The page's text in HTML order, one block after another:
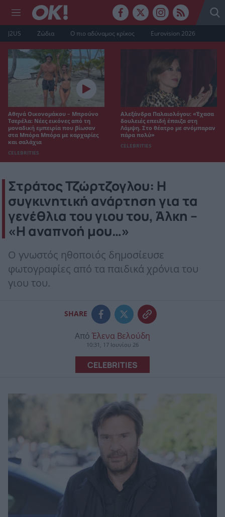
J2US Ζώδια Ο πιο αδύναμος κρίκος Eurovision 2026
Αθηνά Οικονομάκου – Μπρούνο
Τσερέλα: Νέες εικόνες από τη
μοναδική εμπειρία που βίωσαν
στα Μπόρα Μπόρα με καρχαρίες
και σαλάχια
CELEBRITIES
Αλεξάνδρα Παλαιολόγου: «Έχασα
δουλειές επειδή έπαιζα στη
Λάμψη. Στο θέατρο με σνόμπαραν
πάρα πολύ»
CELEBRITIES
Στράτος Τζώρτζογλου: Η
συγκινητική ανάρτηση για τα
γενέθλια του γιου του, Άλκη –
«Η αναπνοή μου…»
Ο γνωστός ηθοποιός δημοσίευσε
φωτογραφίες από τα παιδικά χρόνια του
γιου του.
SHARE
Από Έλενα Βελούδη
10:31, 17 Ιουνίου 26
CELEBRITIES